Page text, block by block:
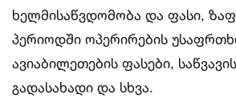
ხელმისაწვდომობა და ფასი,
პერიოდში ოპერირების
ავიაბილეთების ფასები,
გადასახადი და სხვა.